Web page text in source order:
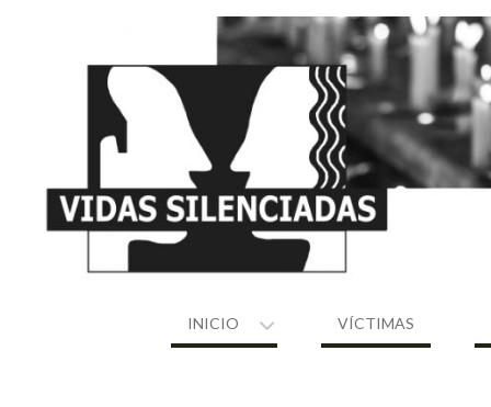
INICIO VÍCTIMAS